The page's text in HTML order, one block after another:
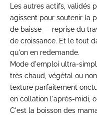
Les autres actifs, validés
agissent pour soutenir la
de baisse — reprise du
de croissance. Et le tout
qu'on en redemande.
Mode d'emploi ultra-
très chaud, végétal ou
texture parfaitement
en collation l'après-midi,
C'est la boisson des